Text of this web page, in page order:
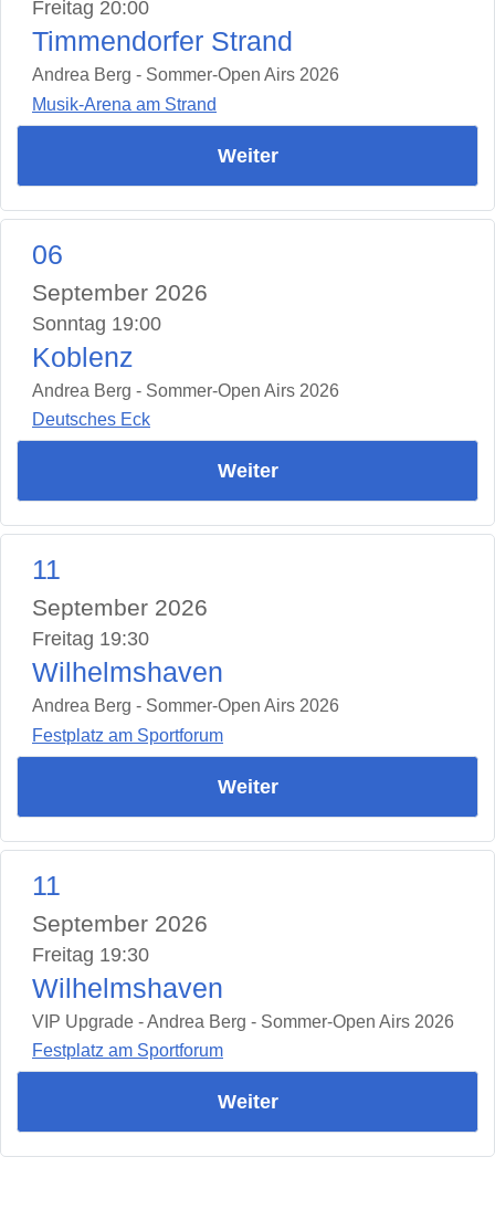
Freitag 20:00
Timmendorfer Strand
Andrea Berg - Sommer-Open Airs 2026
Musik-Arena am Strand
Weiter
06
September 2026
Sonntag 19:00
Koblenz
Andrea Berg - Sommer-Open Airs 2026
Deutsches Eck
Weiter
11
September 2026
Freitag 19:30
Wilhelmshaven
Andrea Berg - Sommer-Open Airs 2026
Festplatz am Sportforum
Weiter
11
September 2026
Freitag 19:30
Wilhelmshaven
VIP Upgrade - Andrea Berg - Sommer-Open Airs 2026
Festplatz am Sportforum
Weiter